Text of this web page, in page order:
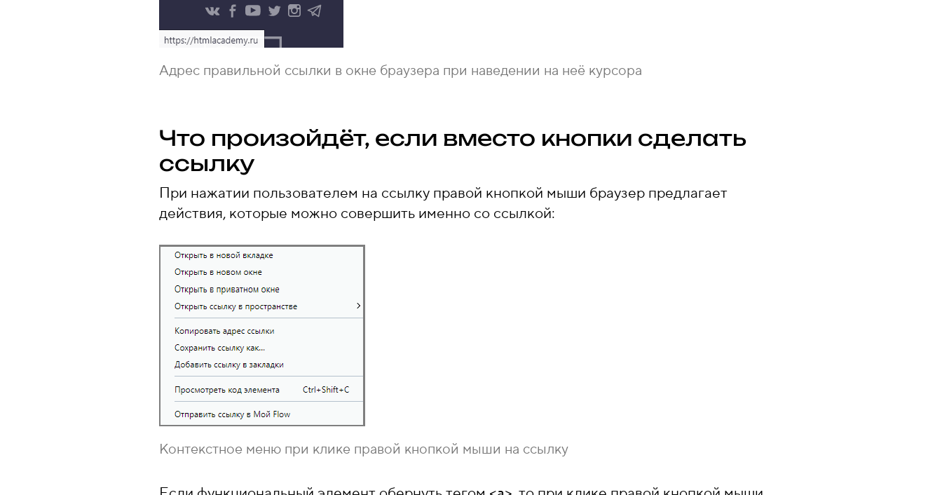
Адрес правильной ссылки в окне браузера при наведении на неё курсора
Что произойдёт, если вместо кнопки сделать
ссылку
При нажатии пользователем на ссылку правой кнопкой мыши браузер предлагает
действия, которые можно совершить именно со ссылкой:
Контекстное меню при клике правой кнопкой мыши на ссылку